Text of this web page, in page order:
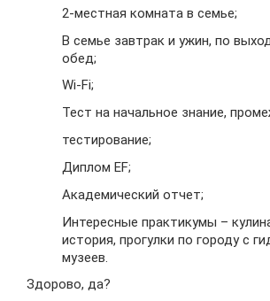
2-местная комната в семье;
В семье завтрак и ужин, по
обед;
Wi-Fi;
Тест на начальное знание,
тестирование;
Диплом EF;
Академический отчет;
Интересные практикумы –
история, прогулки по городу с
музеев.
Здорово, да?